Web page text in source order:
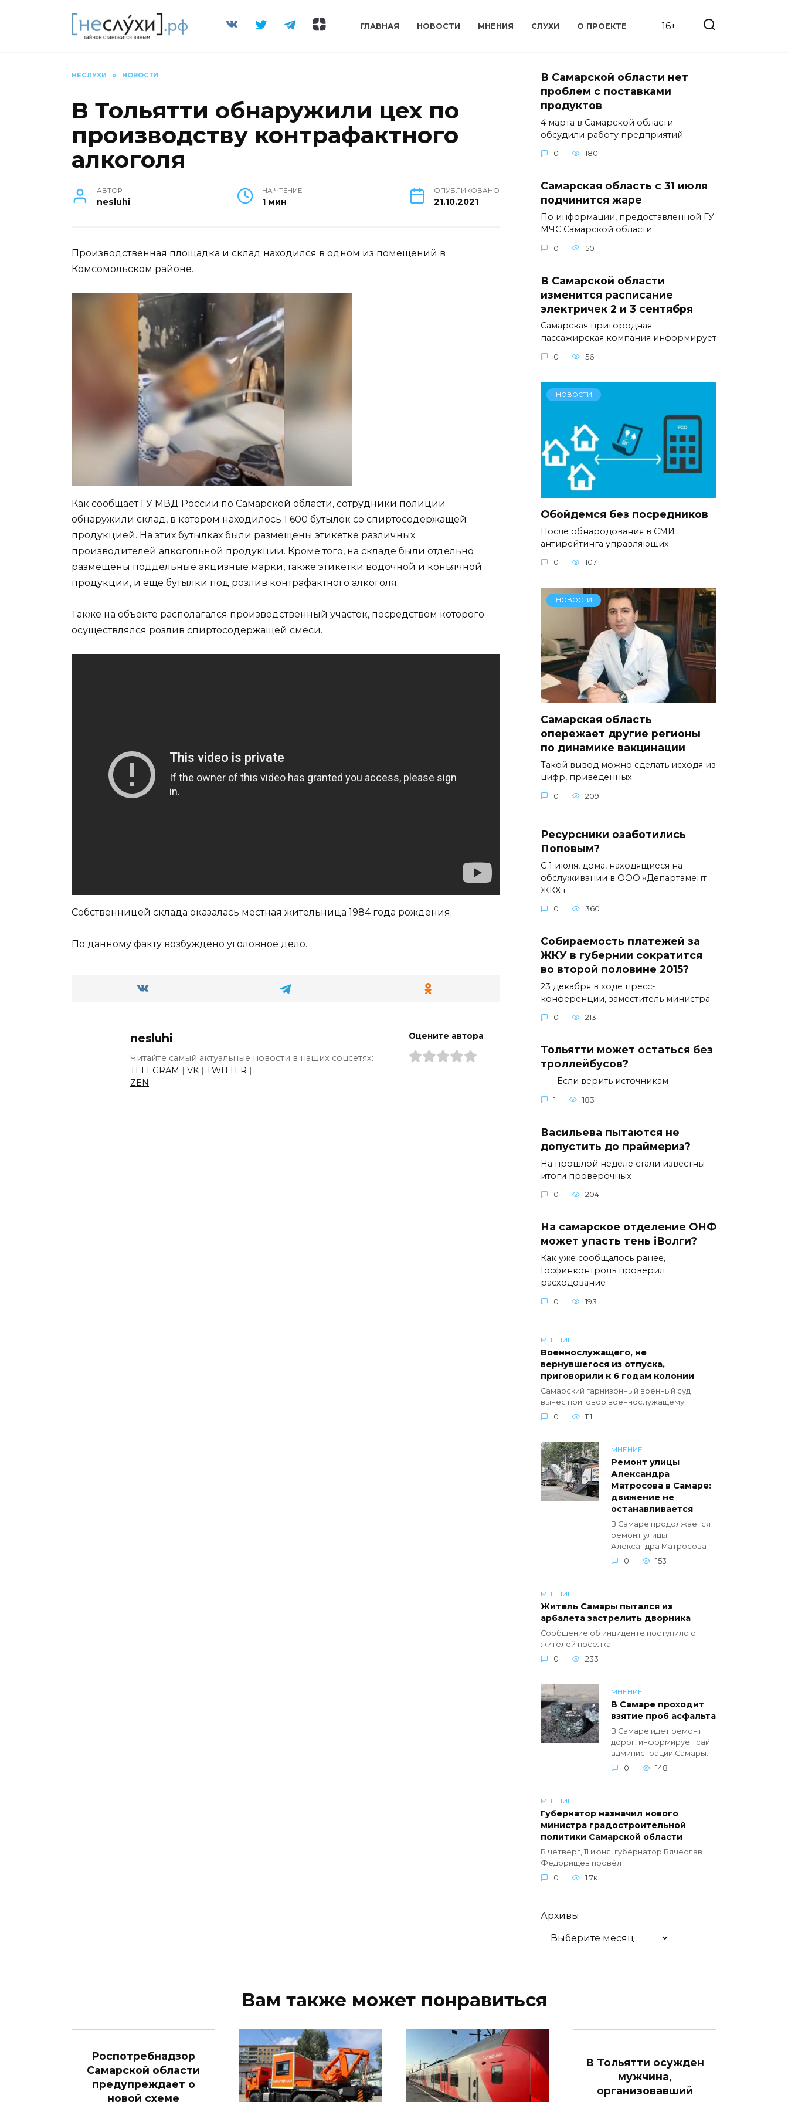
ГЛАВНАЯ НОВОСТИ МНЕНИЯ СЛУХИ О ПРОЕКТЕ 16+
НЕСЛУХИ » НОВОСТИ
В Тольятти обнаружили цех по
производству контрафактного
алкоголя
АВТОР
nesluhi
НА ЧТЕНИЕ
1 мин
ОПУБЛИКОВАНО
21.10.2021
Производственная площадка и склад находился в одном из помещений в
Комсомольском районе.
Как сообщает ГУ МВД России по Самарской области, сотрудники полиции
обнаружили склад, в котором находилось 1 600 бутылок со спиртосодержащей
продукцией. На этих бутылках были размещены этикетке различных
производителей алкогольной продукции. Кроме того, на складе были отдельно
размещены поддельные акцизные марки, также этикетки водочной и коньячной
продукции, и еще бутылки под розлив контрафактного алкоголя.
Также на объекте располагался производственный участок, посредством которого
осуществлялся розлив спиртосодержащей смеси.
Собственницей склада оказалась местная жительница 1984 года рождения.
По данному факту возбуждено уголовное дело.
nesluhi
Читайте самый актуальные новости в наших соцсетях:
TELEGRAM | VK | TWITTER |
ZEN
Оцените автора
В Самарской области нет
проблем с поставками
продуктов
4 марта в Самарской области
обсудили работу предприятий
0 180
Самарская область с 31 июля
подчинится жаре
По информации, предоставленной ГУ
МЧС Самарской области
0 50
В Самарской области
изменится расписание
электричек 2 и 3 сентября
Самарская пригородная
пассажирская компания информирует
0 56
НОВОСТИ
Обойдемся без посредников
После обнародования в СМИ
антирейтинга управляющих
0 107
НОВОСТИ
Самарская область
опережает другие регионы
по динамике вакцинации
Такой вывод можно сделать исходя из
цифр, приведенных
0 209
Ресурсники озаботились
Поповым?
С 1 июля, дома, находящиеся на
обслуживании в ООО «Департамент
ЖКХ г.
0 360
Собираемость платежей за
ЖКУ в губернии сократится
во второй половине 2015?
23 декабря в ходе пресс-
конференции, заместитель министра
0 213
Тольятти может остаться без
троллейбусов?
Если верить источникам
1 183
Васильева пытаются не
допустить до праймериз?
На прошлой неделе стали известны
итоги проверочных
0 204
На самарское отделение ОНФ
может упасть тень iВолги?
Как уже сообщалось ранее,
Госфинконтроль проверил
расходование
0 193
МНЕНИЕ
Военнослужащего, не
вернувшегося из отпуска,
приговорили к 6 годам колонии
Самарский гарнизонный военный суд
вынес приговор военнослужащему
0
111
МНЕНИЕ
Ремонт улицы
Александра
Матросова в Самаре:
движение не
останавливается
В Самаре продолжается
ремонт улицы
Александра Матросова
0
153
МНЕНИЕ
Житель Самары пытался из
арбалета застрелить дворника
Сообщение об инциденте поступило от
жителей поселка
0
233
МНЕНИЕ
В Самаре проходит
взятие проб асфальта
В Самаре идет ремонт
дорог, информирует сайт
администрации Самары.
0
148
МНЕНИЕ
Губернатор назначил нового
министра градостроительной
политики Самарской области
В четверг, 11 июня, губернатор Вячеслав
Федорищев провёл
0
1.7к.
Архивы
Вам также может понравиться
Роспотребнадзор
Самарской области
предупреждает о
новой схеме
В Тольятти осужден
мужчина,
организовавший